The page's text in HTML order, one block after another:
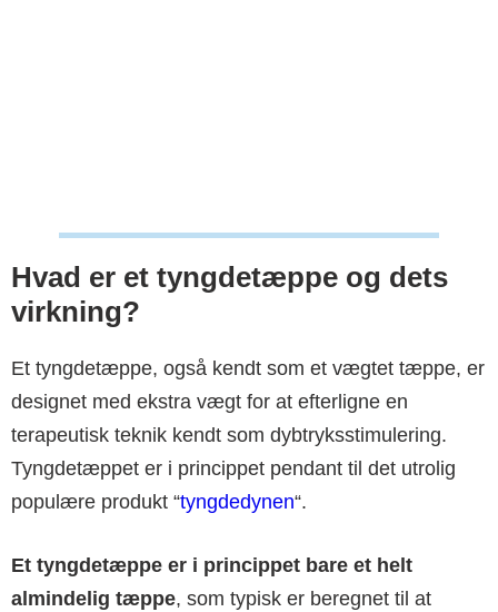
Hvad er et tyngdetæppe og dets
virkning?
Et tyngdetæppe, også kendt som et vægtet tæppe, er
designet med ekstra vægt for at efterligne en
terapeutisk teknik kendt som dybtryksstimulering.
Tyngdetæppet er i princippet pendant til det utrolig
populære produkt “tyngdedynen“.
Et tyngdetæppe er i princippet bare et helt
almindelig tæppe, som typisk er beregnet til at